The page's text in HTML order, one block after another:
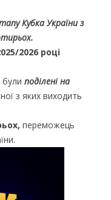
Кубка України з
2026 році
поділені на
з яких виходить
переможець